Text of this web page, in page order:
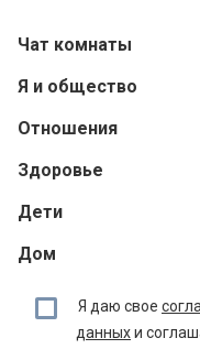
Чат комнаты
Я и общество
Отношения
Здоровье
Дети
Дом
Я даю свое
данныхи